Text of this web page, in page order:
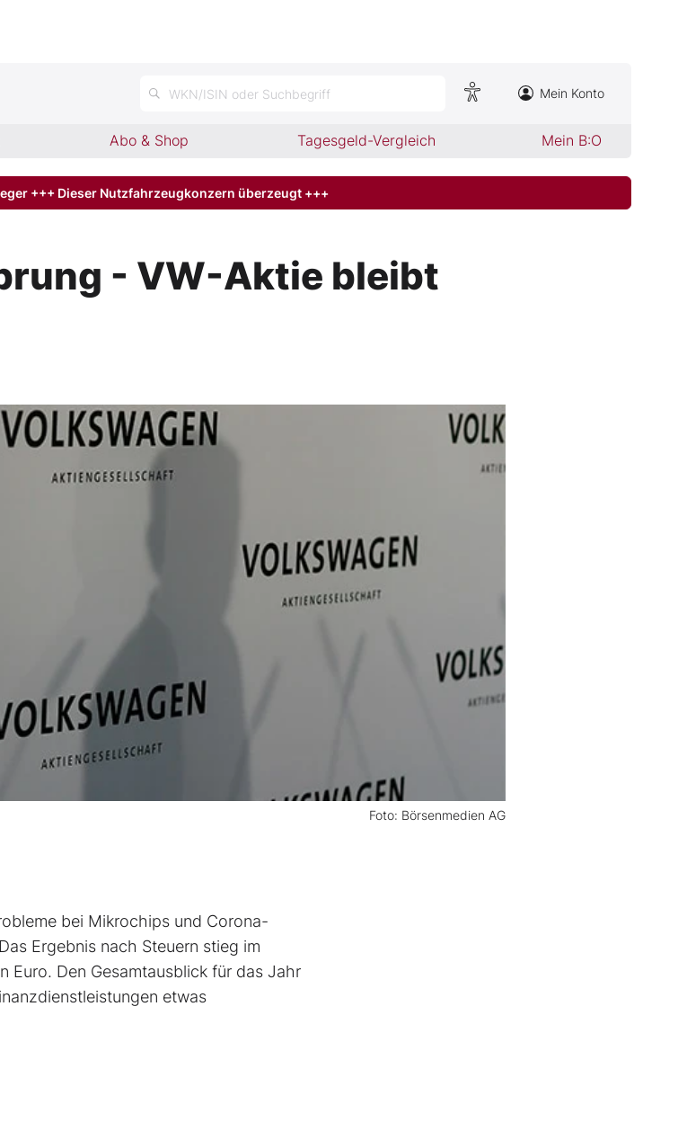
WKN/ISIN oder Suchbegriff Mein Konto
Abo & Shop Tagesgeld-Vergleich Mein B:O
+++ Dieser Nutzfahrzeugkonzern überzeugt +++
- VW-Aktie bleibt
Foto: Börsenmedien AG
bei Mikrochips und Corona-
Ergebnis nach Steuern stieg im
Euro. Den Gesamtausblick für das Jahr
etwas